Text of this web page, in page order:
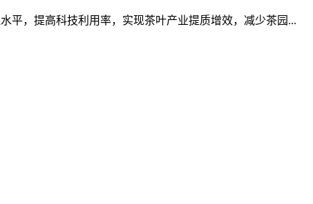
平，提高科技利用率，实现茶叶产业提质增效，减少茶园...